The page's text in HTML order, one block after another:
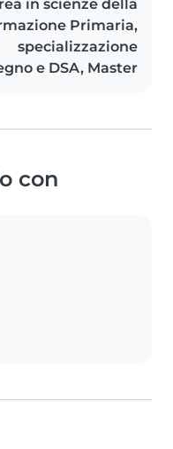
in scienze della
Primaria,
specializzazione
e DSA, Master
con